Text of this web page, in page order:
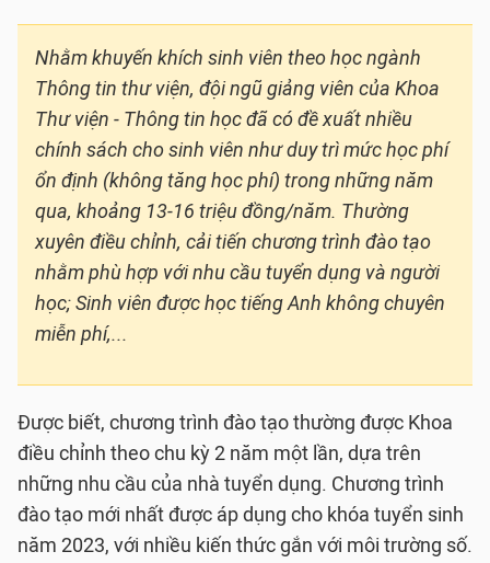
Nhằm khuyến khích sinh viên theo học ngành
Thông tin thư viện, đội ngũ giảng viên của Khoa
Thư viện - Thông tin học đã có đề xuất nhiều
chính sách cho sinh viên như duy trì mức học phí
ổn định (không tăng học phí) trong những năm
qua, khoảng 13-16 triệu đồng/năm. Thường
xuyên điều chỉnh, cải tiến chương trình đào tạo
nhằm phù hợp với nhu cầu tuyển dụng và người
học; Sinh viên được học tiếng Anh không chuyên
miễn phí,...
Được biết, chương trình đào tạo thường được Khoa
điều chỉnh theo chu kỳ 2 năm một lần, dựa trên
những nhu cầu của nhà tuyển dụng. Chương trình
đào tạo mới nhất được áp dụng cho khóa tuyển sinh
năm 2023, với nhiều kiến thức gắn với môi trường số.